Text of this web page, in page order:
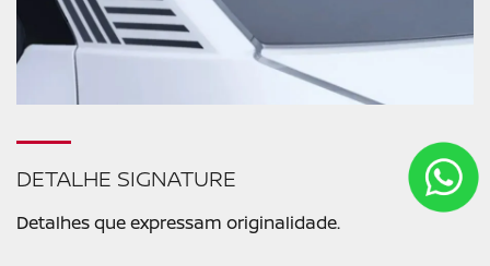
DETALHE SIGNATURE
Detalhes que expressam originalidade.